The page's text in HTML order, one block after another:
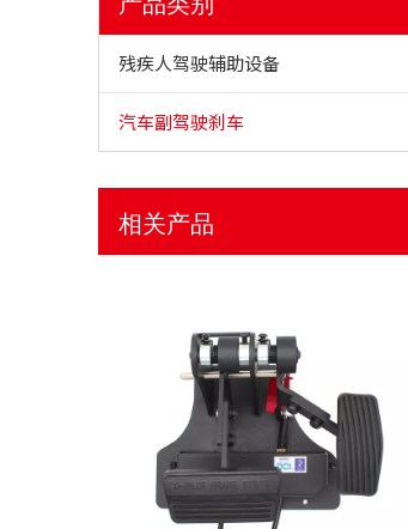
残疾人驾驶辅助设备
汽车副驾驶刹车
相关产品